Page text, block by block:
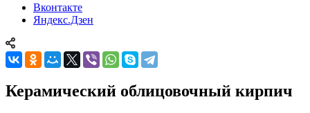
Вконтакте
Яндекс.Дзен
Керамический облицовочный кирпич